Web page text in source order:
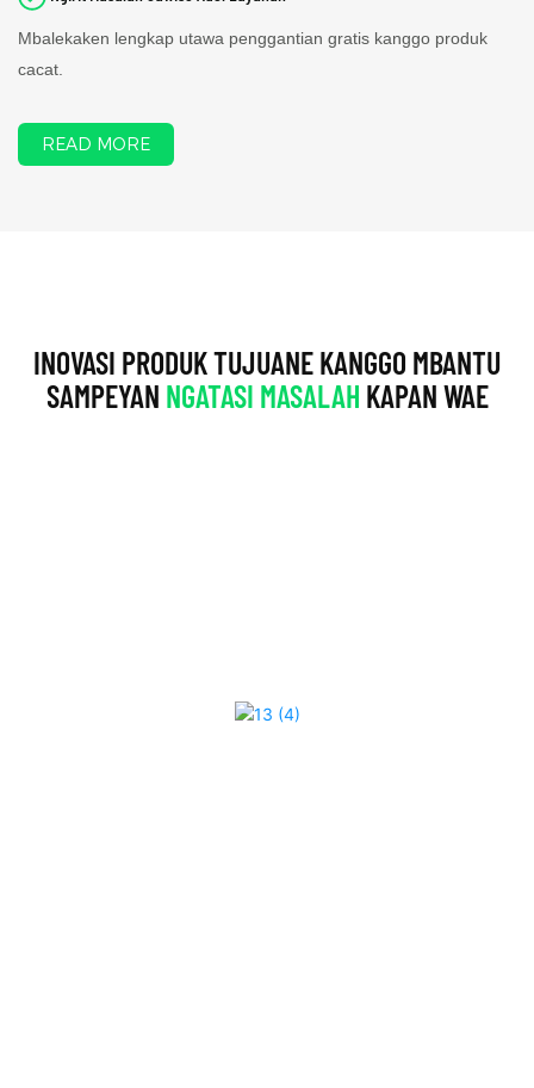
Mbalekaken lengkap utawa penggantian gratis kanggo produk
cacat.
READ MORE
INOVASI PRODUK TUJUANE KANGGO MBANTU
SAMPEYAN NGATASI MASALAH KAPAN WAE